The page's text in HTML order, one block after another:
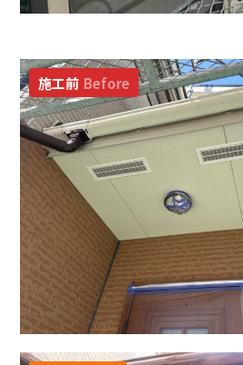
施工前 Before